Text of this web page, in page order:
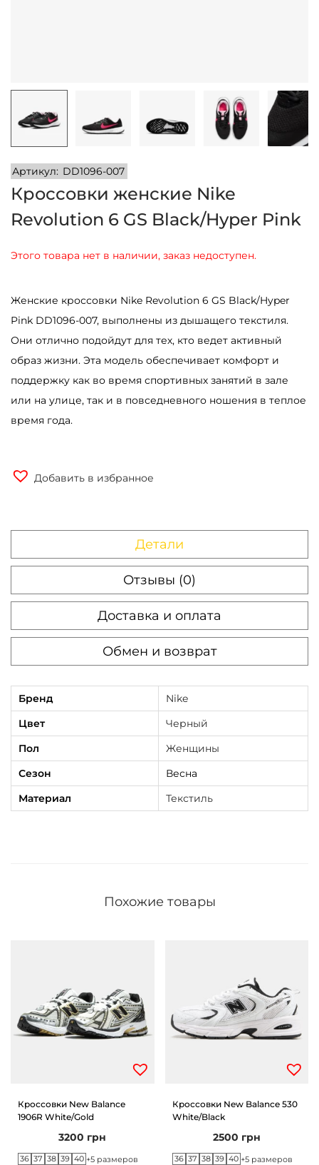
Артикул: DD1096-007
Кроссовки женские Nike
Revolution 6 GS Black/Hyper Pink
Этого товара нет в наличии, заказ недоступен.
Женские кроссовки Nike Revolution 6 GS Black/Hyper
Pink DD1096-007, выполнены из дышащего текстиля.
Они отлично подойдут для тех, кто ведет активный
образ жизни. Эта модель обеспечивает комфорт и
поддержку как во время спортивных занятий в зале
или на улице, так и в повседневного ношения в теплое
время года.
Добавить в избранное
Детали
Отзывы (0)
Доставка и оплата
Обмен и возврат
Бренд
Nike
Цвет
Черный
Пол
Женщины
Сезон
Весна
Материал
Текстиль
Похожие товары
Кроссовки New Balance
1906R White/Gold
3200 грн
36 37 38 39 40 +5 размеров
Кроссовки New Balance 530
White/Black
2500 грн
36 37 38 39 40 +5 размеров